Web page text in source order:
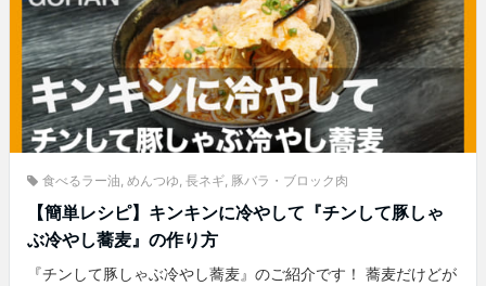
食べるラー油 めんつゆ 長ネギ 豚バラ・ブロック肉
【簡単レシピ】キンキンに冷やして『チンして豚しゃ
ぶ冷やし蕎麦』の作り方
『チンして豚しゃぶ冷やし蕎麦』のご紹介です！ 蕎麦だけどが